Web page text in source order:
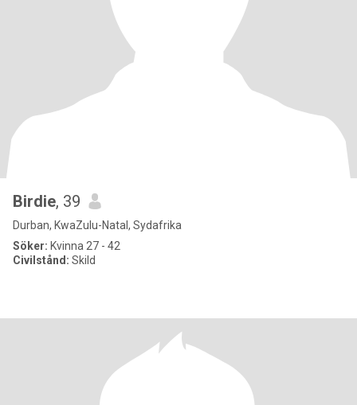
Birdie, 39
Durban, KwaZulu-Natal, Sydafrika
Söker: Kvinna 27 - 42
Civilstånd: Skild